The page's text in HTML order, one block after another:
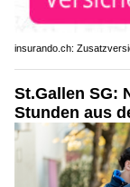
insurando.ch:
St.Gallen SG:
Stunden aus